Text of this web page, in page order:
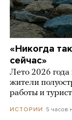
«Никогда
сейчас»
Лето 2026
жители
работы и
ИСТОРИИ 5 часов